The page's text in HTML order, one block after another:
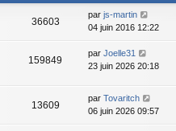
36603
par js-martin
04 juin 2016 12:22
159849
par Joelle31
23 juin 2026 20:18
13609
par Tovaritch
06 juin 2026 09:57